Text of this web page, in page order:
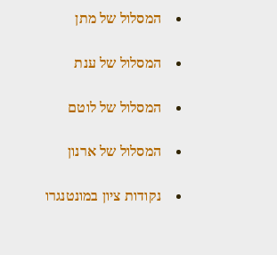
המסלול של מתן
המסלול של ענת
המסלול של לוטם
המסלול של ארנון
נקודות ציון במונטנגרו